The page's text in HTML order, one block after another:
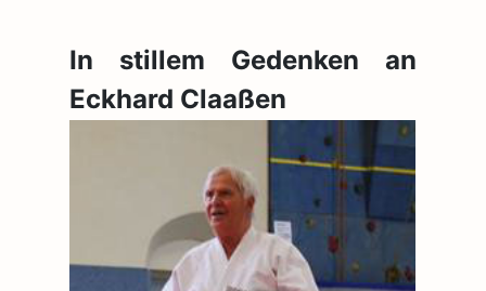
In stillem Gedenken an
Eckhard Claaßen